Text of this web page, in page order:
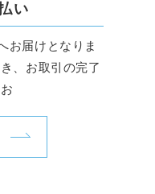
い
お届けとなりま
、お取引の完了